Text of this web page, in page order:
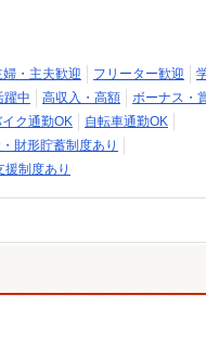
婦・主夫歓迎 フリーター歓迎
躍中 高収入・高額
ボーナス・
ク通勤OK
自転車通勤OK
財形貯蓄制度あり
援制度あり